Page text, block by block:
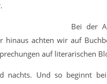
Bei der
hinaus achten wir auf
auf literarischen
nachts. Und so beginnt